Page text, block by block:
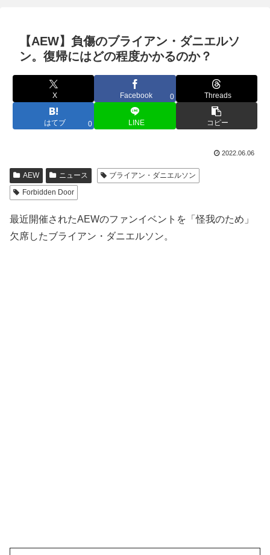
【AEW】負傷のブライアン・ダニエルソ
ン。復帰にはどの程度かかるのか？
X Facebook 0 Threads
はてブ 0 LINE コピー
2022.06.06
AEW ニュース
ブライアン・ダニエルソン
Forbidden Door
最近開催されたAEWのファンイベントを「怪我のため」
欠席したブライアン・ダニエルソン。